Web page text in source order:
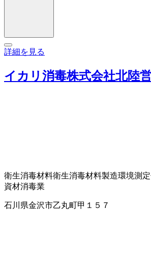
詳細を見る
イカリ消毒株式会社北陸
衛生消毒材料衛生消毒材料製造環境測
資材消毒業
石川県金沢市乙丸町甲１５７